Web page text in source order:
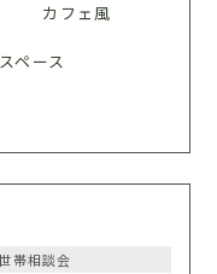
カフェ風
ペース
帯相談会